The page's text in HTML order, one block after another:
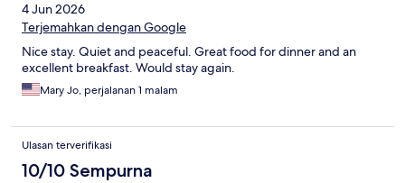
4 Jun 2026
Terjemahkan dengan Google
Nice stay. Quiet and peaceful. Great food for dinner and an
excellent breakfast. Would stay again.
Mary Jo, perjalanan 1 malam
Ulasan terverifikasi
10/10 Sempurna